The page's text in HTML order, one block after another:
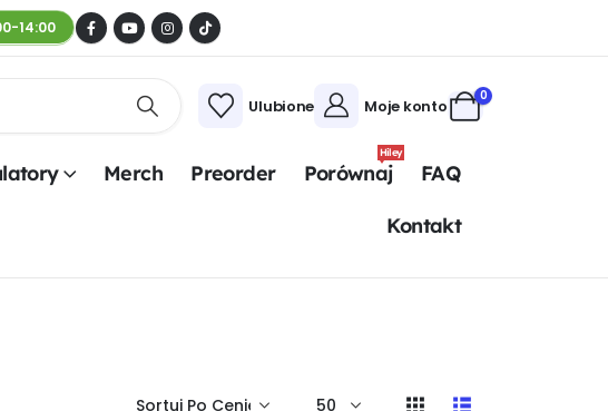
14:00
Ulubione Moje konto
0
Merch Preorder Porównaj
Hiley
FAQ
Kontakt